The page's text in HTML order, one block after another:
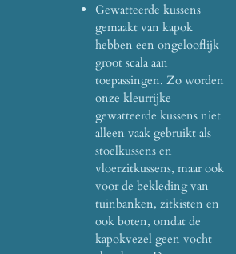
Gewatteerde kussens
gemaakt van kapok
hebben een ongelooflijk
groot scala aan
toepassingen. Zo worden
onze kleurrijke
gewatteerde kussens niet
alleen vaak gebruikt als
stoelkussens en
vloerzitkussens, maar ook
voor de bekleding van
tuinbanken, zitkisten en
ook boten, omdat de
kapokvezel geen vocht